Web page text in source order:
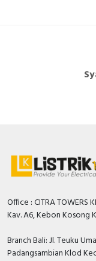
Office : CITRA TOWERS
Kav. A6, Kebon Kosong
Branch Bali: Jl. Teuku
Padangsambian Klod